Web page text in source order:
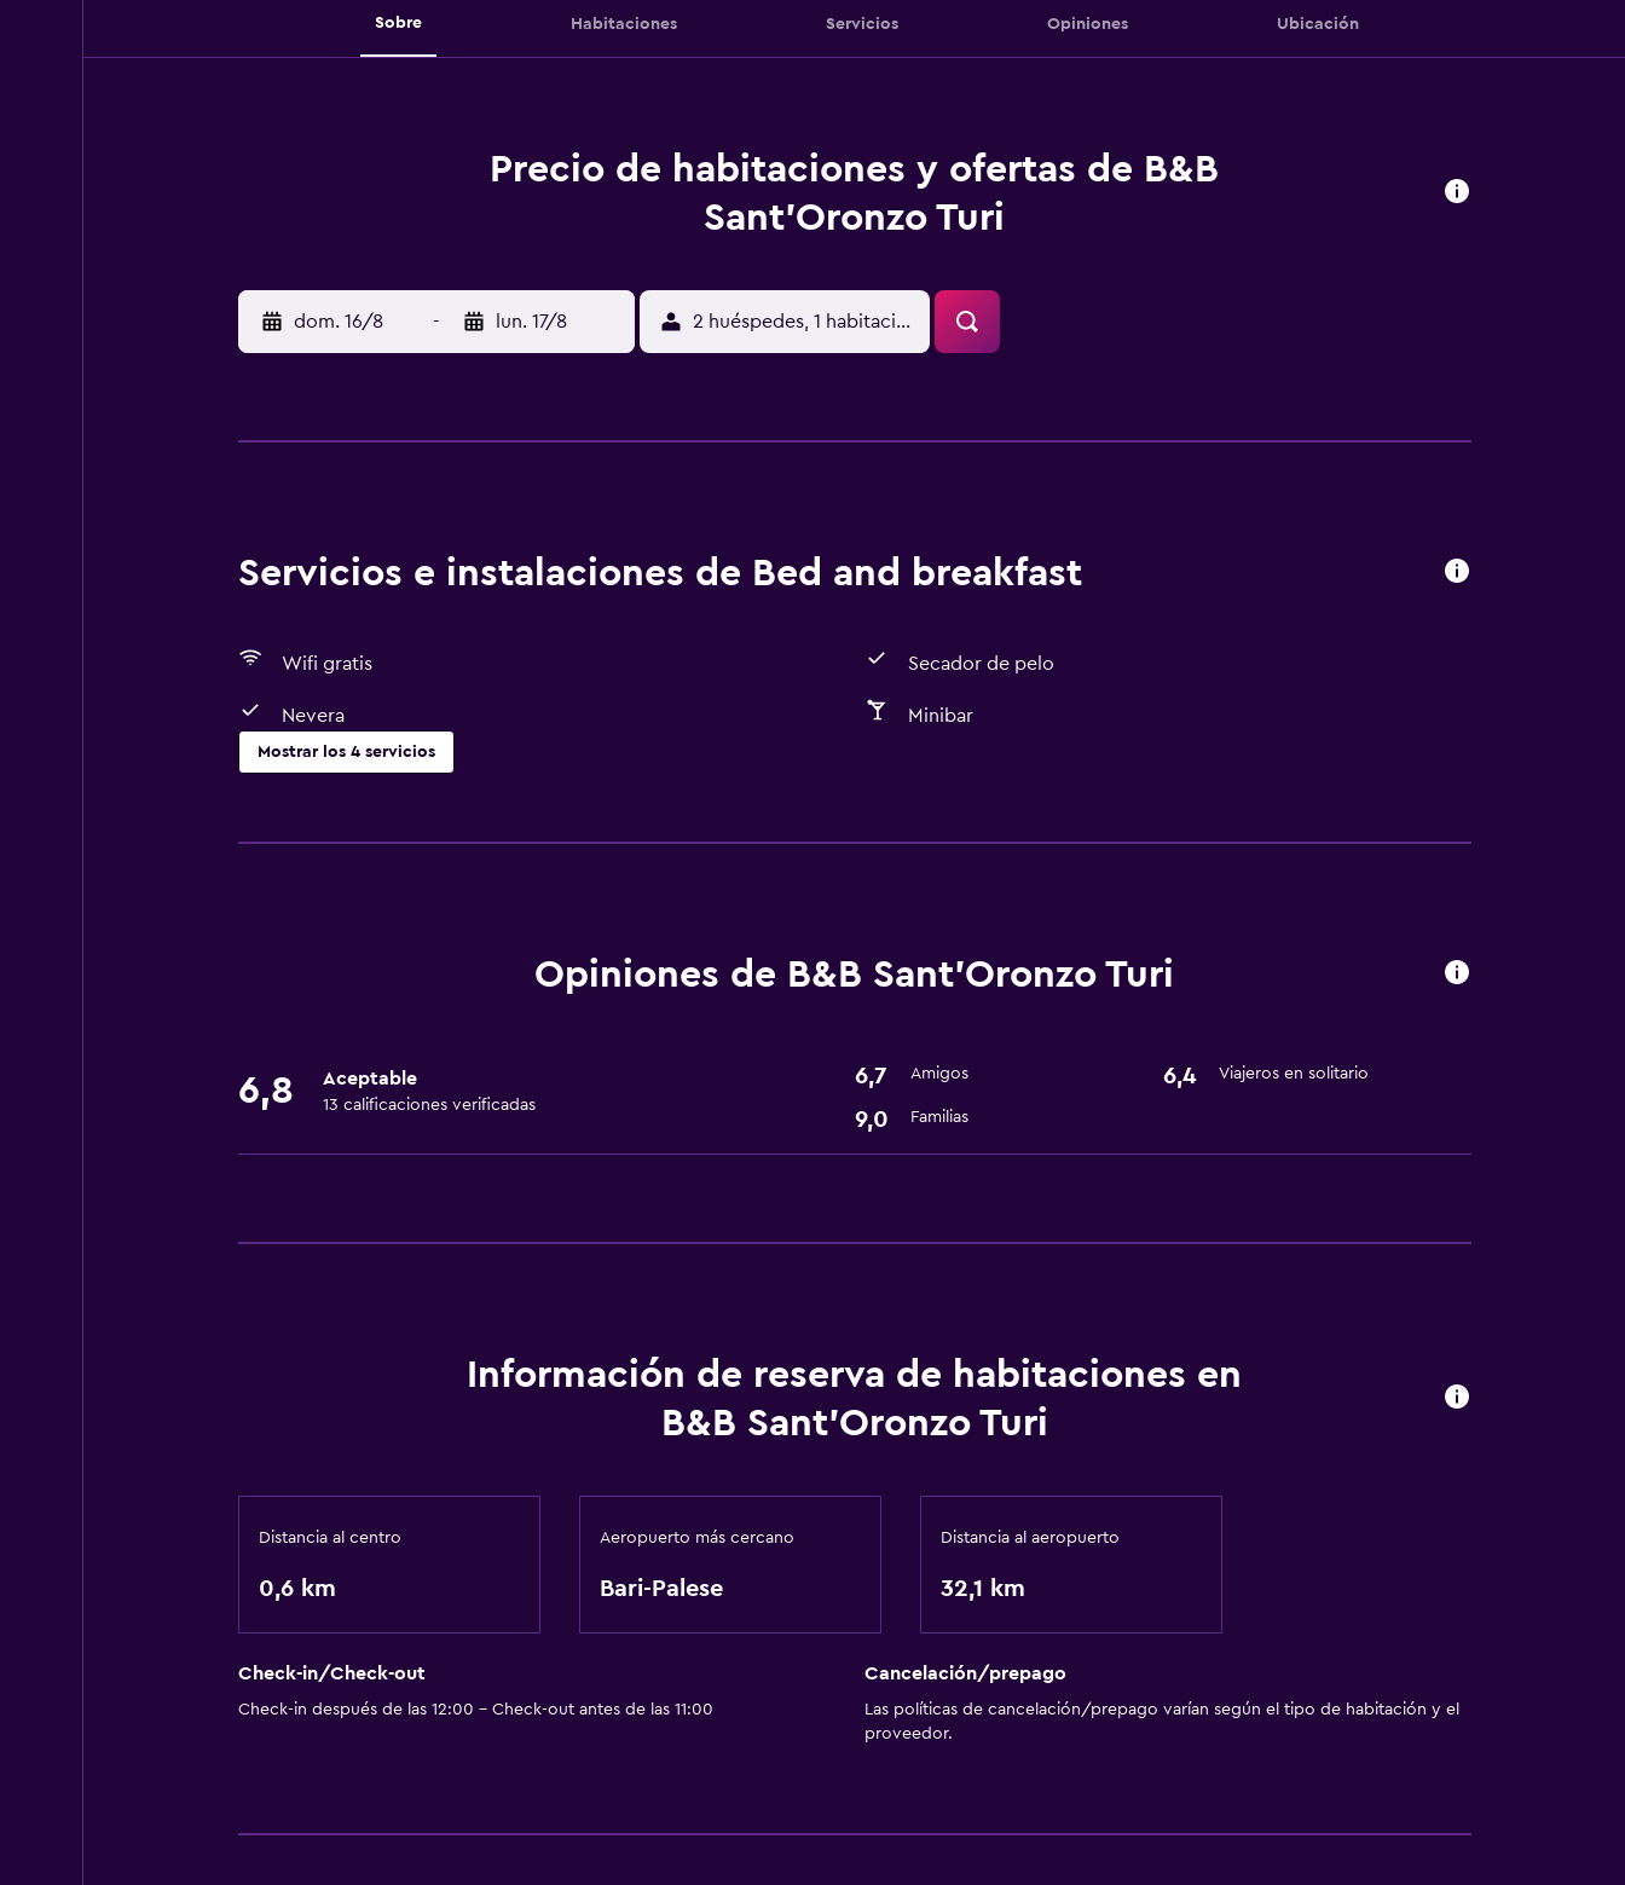
Sobre Habitaciones Servicios Opiniones Ubicación
Precio de habitaciones y ofertas de B&B
Sant'Oronzo Turi
dom. 16/8 - lun. 17/8 2 huéspedes, 1 habitación
Servicios e instalaciones de Bed and breakfast
Wifi gratis Secador de pelo
Nevera Minibar
Mostrar los 4 servicios
Minibar
Secador de pelo
Opiniones de B&B Sant'Oronzo Turi
6,8 Aceptable
13 calificaciones verificadas
6,7 Amigos 6,4 Viajeros en solitario
9,0 Familias
Información de reserva de habitaciones en
B&B Sant'Oronzo Turi
Distancia al centro
0,6 km
Aeropuerto más cercano
Bari-Palese
Distancia al aeropuerto
32,1 km
Check-in/Check-out
Check-in después de las 12:00 - Check-out antes de las 11:00
Cancelación/prepago
Las políticas de cancelación/prepago varían según el tipo de habitación y el
proveedor.